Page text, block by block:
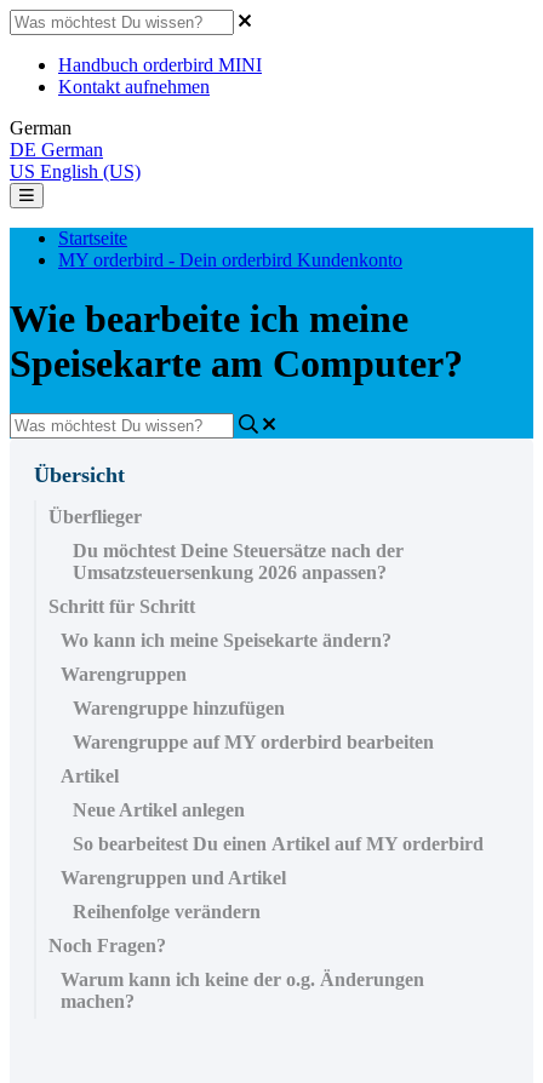
Handbuch orderbird MINI
Kontakt aufnehmen
German
DE German
US English (US)
Startseite
MY orderbird - Dein orderbird Kundenkonto
Wie bearbeite ich meine
Speisekarte am Computer?
Übersicht
Überflieger
Du möchtest Deine Steuersätze nach der
Umsatzsteuersenkung 2026 anpassen?
Schritt für Schritt
Wo kann ich meine Speisekarte ändern?
Warengruppen
Warengruppe hinzufügen
Warengruppe auf MY orderbird bearbeiten
Artikel
Neue Artikel anlegen
So bearbeitest Du einen Artikel auf MY orderbird
Warengruppen und Artikel
Reihenfolge verändern
Noch Fragen?
Warum kann ich keine der o.g. Änderungen
machen?